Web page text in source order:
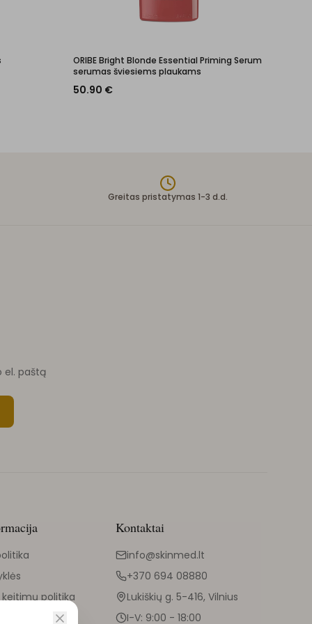
ORIBE Bright Blonde Essential Priming Serum
serumas šviesiems plaukams
50.90 €
Greitas pristatymas 1-3 d.d.
el. paštą
politika
Kontaktai
info@skinmed.lt
+370 694 08880
Lukiškių g. 5-416, Vilnius
I-V: 9:00 - 18:00